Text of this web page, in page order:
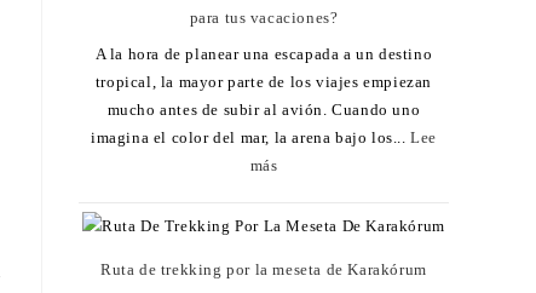
para tus vacaciones?
A la hora de planear una escapada a un destino
tropical, la mayor parte de los viajes empiezan
mucho antes de subir al avión. Cuando uno
imagina el color del mar, la arena bajo los...Lee
más
Ruta de trekking por la meseta de Karakórum